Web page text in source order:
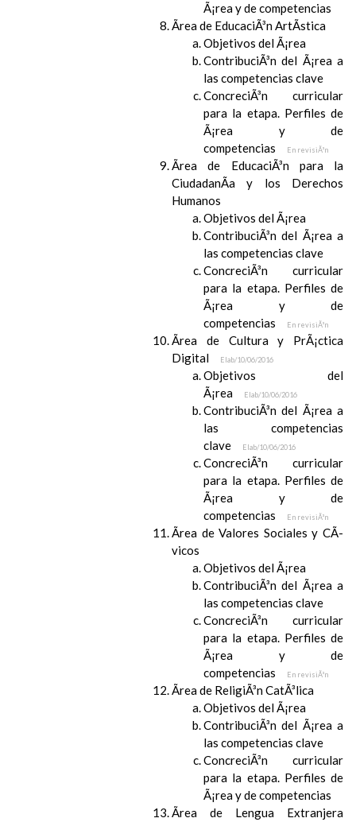
Ã¡rea y de competencias
Ãrea de EducaciÃ³n ArtÃ­stica
Objetivos del Ã¡rea
ContribuciÃ³n del Ã¡rea a
las competencias clave
ConcreciÃ³n curricular
para la etapa. Perfiles de
Ã¡rea y de
competencias
En revisiÃ³n
Ãrea de EducaciÃ³n para la
CiudadanÃ­a y los Derechos
Humanos
Objetivos del Ã¡rea
ContribuciÃ³n del Ã¡rea a
las competencias clave
ConcreciÃ³n curricular
para la etapa. Perfiles de
Ã¡rea y de
competencias
En revisiÃ³n
Ãrea de Cultura y PrÃ¡ctica
Digital
Elab/10/06/2016
Objetivos del
Ã¡rea
Elab/10/06/2016
ContribuciÃ³n del Ã¡rea a
las competencias
clave
Elab/10/06/2016
ConcreciÃ³n curricular
para la etapa. Perfiles de
Ã¡rea y de
competencias
En revisiÃ³n
Ãrea de Valores Sociales y CÃ­
vicos
Objetivos del Ã¡rea
ContribuciÃ³n del Ã¡rea a
las competencias clave
ConcreciÃ³n curricular
para la etapa. Perfiles de
Ã¡rea y de
competencias
En revisiÃ³n
Ãrea de ReligiÃ³n CatÃ³lica
Objetivos del Ã¡rea
ContribuciÃ³n del Ã¡rea a
las competencias clave
ConcreciÃ³n curricular
para la etapa. Perfiles de
Ã¡rea y de competencias
Ãrea de Lengua Extranjera